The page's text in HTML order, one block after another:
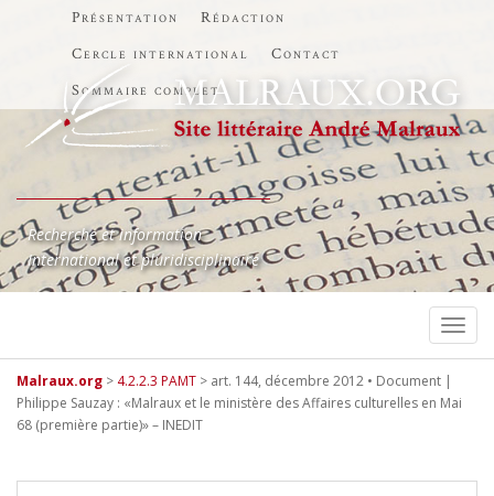
Présentation
Rédaction
Cercle international
Contact
Sommaire complet
Recherche et information
International et pluridisciplinaire
Malraux.org > 4.2.2.3 PAMT > art. 144, décembre 2012 • Document |
Philippe Sauzay : «Malraux et le ministère des Affaires culturelles en Mai
68 (première partie)» – INEDIT